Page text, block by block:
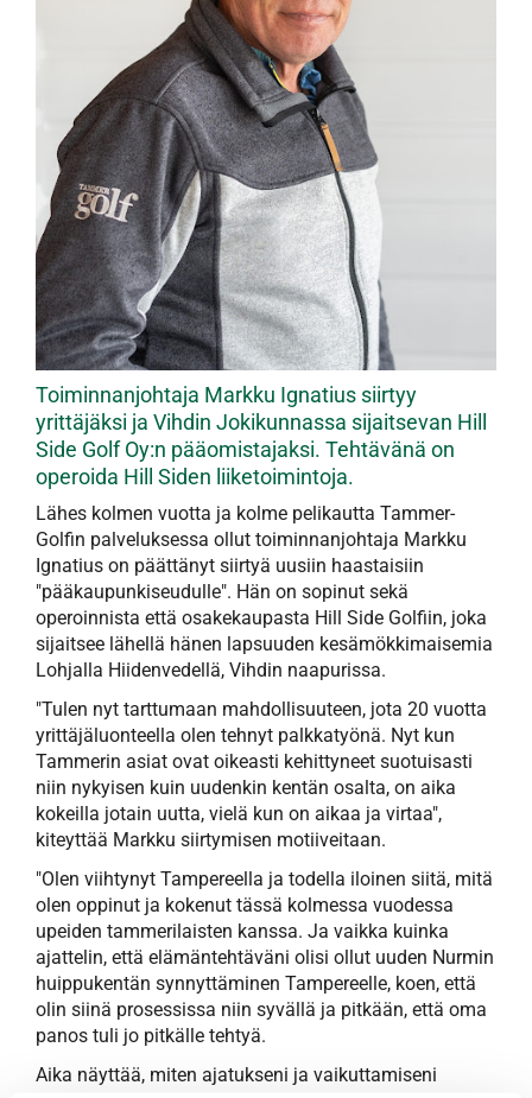
Toiminnanjohtaja Markku Ignatius siirtyy
yrittäjäksi ja Vihdin Jokikunnassa sijaitsevan Hill
Side Golf Oy:n pääomistajaksi. Tehtävänä on
operoida Hill Siden liiketoimintoja.
Lähes kolmen vuotta ja kolme pelikautta Tammer-
Golfin palveluksessa ollut toiminnanjohtaja Markku
Ignatius on päättänyt siirtyä uusiin haastaisiin
"pääkaupunkiseudulle". Hän on sopinut sekä
operoinnista että osakekaupasta Hill Side Golfiin, joka
sijaitsee lähellä hänen lapsuuden kesämökkimaisemia
Lohjalla Hiidenvedellä, Vihdin naapurissa.
"Tulen nyt tarttumaan mahdollisuuteen, jota 20 vuotta
yrittäjäluonteella olen tehnyt palkkatyönä. Nyt kun
Tammerin asiat ovat oikeasti kehittyneet suotuisasti
niin nykyisen kuin uudenkin kentän osalta, on aika
kokeilla jotain uutta, vielä kun on aikaa ja virtaa",
kiteyttää Markku siirtymisen motiiveitaan.
"Olen viihtynyt Tampereella ja todella iloinen siitä, mitä
olen oppinut ja kokenut tässä kolmessa vuodessa
upeiden tammerilaisten kanssa. Ja vaikka kuinka
ajattelin, että elämäntehtäväni olisi ollut uuden Nurmin
huippukentän synnyttäminen Tampereelle, koen, että
olin siinä prosessissa niin syvällä ja pitkään, että oma
panos tuli jo pitkälle tehtyä.
Aika näyttää, miten ajatukseni ja vaikuttamiseni